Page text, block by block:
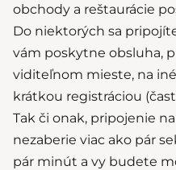
obchody a reštaurácie
Do niektorých sa
vám poskytne obsluha,
viditeľnom mieste, na
krátkou registráciou
Tak či onak, pripojenie
nezaberie viac ako pár
pár minút a vy budete